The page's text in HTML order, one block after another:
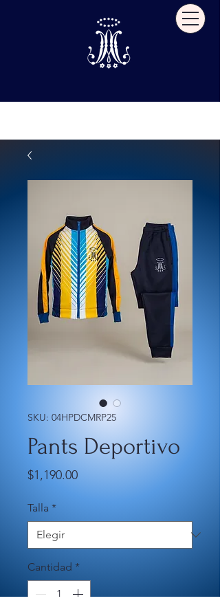
SKU: 04HPDCMRP25
Pants Deportivo
$1,190.00Precio
Talla *
Cantidad *